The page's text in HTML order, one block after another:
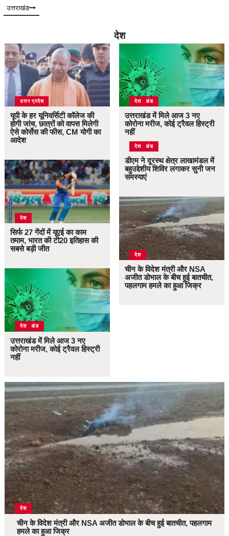
उत्तराखंड
देश
उत्तर प्रदेश
यूपी के हर यूनिवर्सिटी कॉलेज की
होगी जांच, छात्रों को वापस मिलेगी
ऐसे कोर्सेस की फीस, CM योगी का
आदेश
देश
सिर्फ 27 गेंदों में यूएई का काम
तमाम, भारत की टी20 इतिहास की
सबसे बड़ी जीत
उत्तराखंड
देश
उत्तराखंड में मिले आज 3 नए
कोरोना मरीज, कोई ट्रैवल हिस्ट्री
नहीं
उत्तराखंड
देश
उत्तराखंड में मिले आज 3 नए
कोरोना मरीज, कोई ट्रैवल हिस्ट्री
नहीं
उत्तराखंड
देश
डीएम ने दूरस्थ क्षेत्र लाखामंडल में
बहुउद्देशीय शिविर लगाकर सुनी जन
समस्याएं
देश
चीन के विदेश मंत्री और NSA
अजीत डोभाल के बीच हुई बातचीत,
पहलगाम हमले का हुआ जिक्र
देश
चीन के विदेश मंत्री और NSA अजीत डोभाल के बीच हुई बातचीत, पहलगाम
हमले का हुआ जिक्र